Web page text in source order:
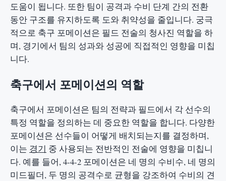
도움이 됩니다. 또한 팀이 공격과 수비 단계 간의 전환
동안 구조를 유지하도록 도와 취약성을 줄입니다. 궁극
적으로 축구 포메이션은 필드 전술의 청사진 역할을 하
며, 경기에서 팀의 성과와 성공에 직접적인 영향을 미칩
니다.
축구에서 포메이션의 역할
축구에서 포메이션은 팀의 전략과 필드에서 각 선수의
특정 역할을 정의하는 데 중요한 역할을 합니다. 다양한
포메이션은 선수들이 어떻게 배치되는지를 결정하며,
이는 경기 중 사용되는 전반적인 전술에 영향을 미칩니
다. 예를 들어, 4-4-2 포메이션은 네 명의 수비수, 네 명의
미드필더, 두 명의 공격수로 균형을 강조하여 수비의 견